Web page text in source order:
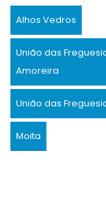
Alhos Vedros
União das
Amoreira
União das
Moita